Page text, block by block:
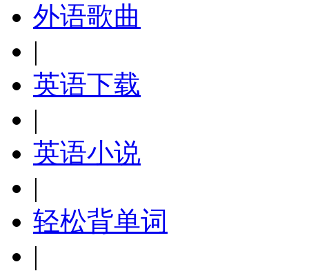
外语歌曲
|
英语下载
|
英语小说
|
轻松背单词
|